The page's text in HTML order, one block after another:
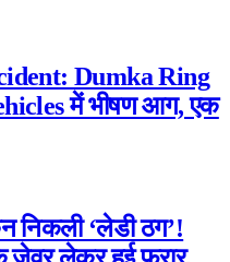
Dumka Ring
में भीषण आग, एक
‘लेडी ठग’!